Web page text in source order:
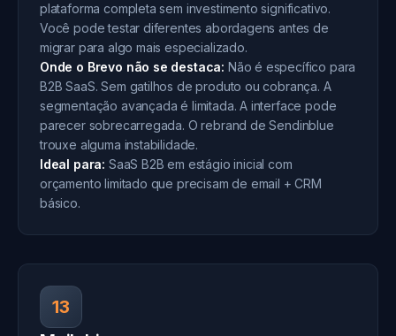
plataforma completa sem investimento significativo.
Você pode testar diferentes abordagens antes de
migrar para algo mais especializado.
Onde o Brevo não se destaca: Não é específico para
B2B SaaS. Sem gatilhos de produto ou cobrança. A
segmentação avançada é limitada. A interface pode
parecer sobrecarregada. O rebrand de Sendinblue
trouxe alguma instabilidade.
Ideal para: SaaS B2B em estágio inicial com
orçamento limitado que precisam de email + CRM
básico.
13